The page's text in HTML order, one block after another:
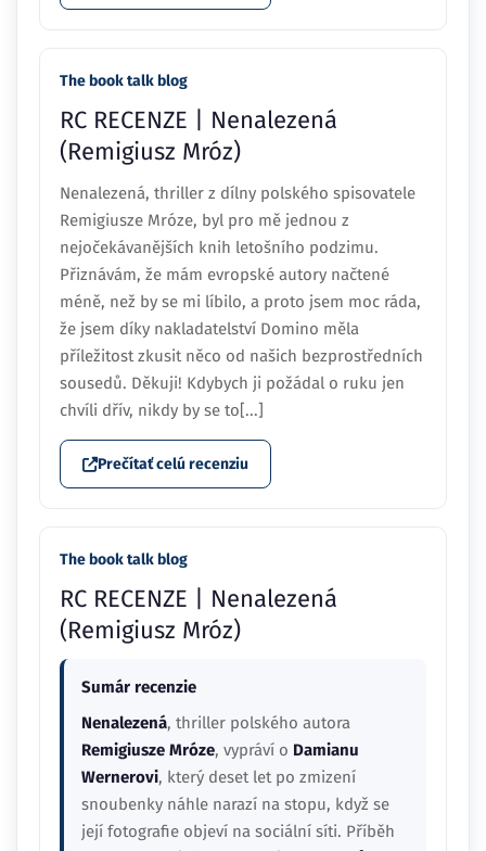
The book talk blog
RC RECENZE | Nenalezená
(Remigiusz Mróz)
Nenalezená, thriller z dílny polského spisovatele
Remigiusze Mróze, byl pro mě jednou z
nejočekávanějších knih letošního podzimu.
Přiznávám, že mám evropské autory načtené
méně, než by se mi líbilo, a proto jsem moc ráda,
že jsem díky nakladatelství Domino měla
příležitost zkusit něco od našich bezprostředních
sousedů. Děkuji! Kdybych ji požádal o ruku jen
chvíli dřív, nikdy by se to[...]
Prečítať celú recenziu
The book talk blog
RC RECENZE | Nenalezená
(Remigiusz Mróz)
Sumár recenzie
Nenalezená, thriller polského autora
Remigiusze Mróze, vypráví o Damianu
Wernerovi, který deset let po zmizení
snoubenky náhle narazí na stopu, když se
její fotografie objeví na sociální síti. Příběh